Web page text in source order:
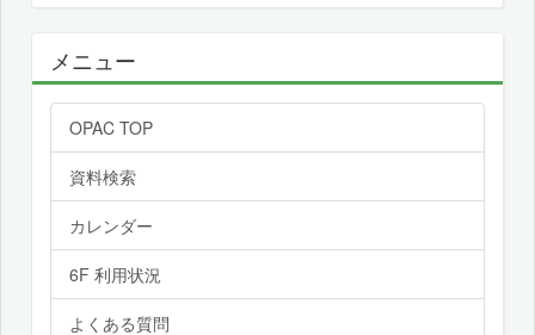
メニュー
OPAC TOP
資料検索
カレンダー
6F 利用状況
よくある質問